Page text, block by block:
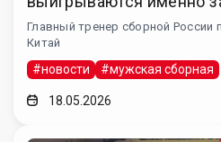
Главный тренер сборной России
Китай
#новости #мужская сборная
18.05.2026